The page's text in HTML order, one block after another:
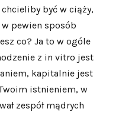
być w ciąży,
pewien sposób
co? Ja to w ogóle
z in vitro jest
kapitalnie jest
istnieniem, w
zespół mądrych